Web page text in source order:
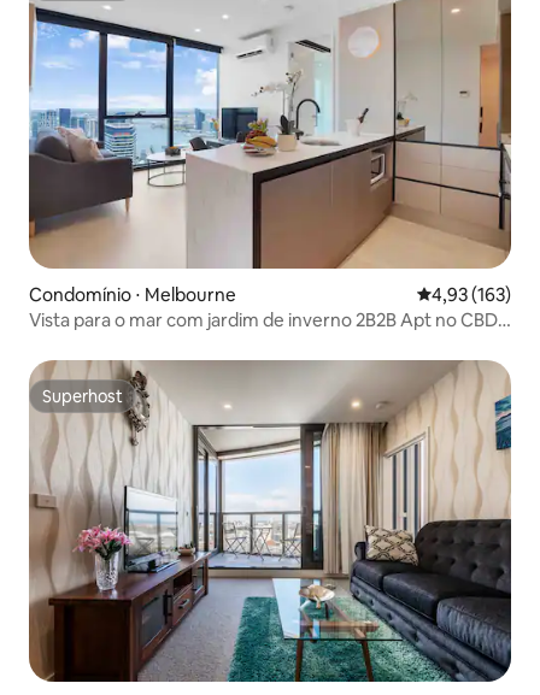
Condomínio ⋅ Melbourne 4,93 de uma
4,93 (163)
Vista para o mar com jardim de inverno 2B2B Apt no CBD
Superhost
Superhost